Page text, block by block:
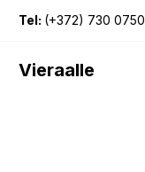
Tel: (+372) 730 0750
Vieraalle